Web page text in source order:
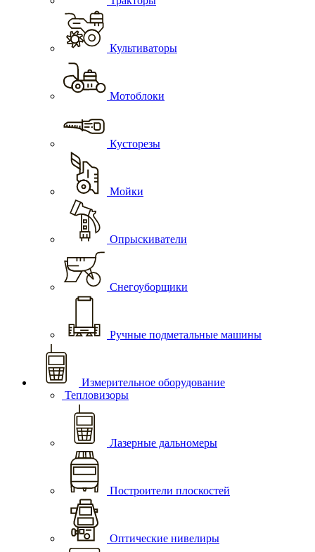
Культиваторы
Мотоблоки
Кусторезы
Мойки
Опрыскиватели
Снегоуборщики
Ручные подметальные машины
Измерительное оборудование
Тепловизоры
Лазерные дальномеры
Построители плоскостей
Оптические нивелиры